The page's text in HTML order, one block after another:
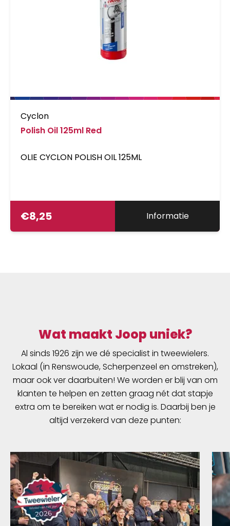
de Bio Grease zeer resistent tegen water. Dit
heeft als voordeel dat het corrosie helpt te
voorkomen, frictie weet te verminderen en de
Cyclon
Polish Oil 125ml Red
OLIE CYCLON POLISH OIL 125ML
€8,25 Informatie
Wat maakt Joop uniek?
Al sinds 1926 zijn we dé specialist in tweewielers.
Lokaal (in Renswoude, Scherpenzeel en omstreken),
maar ook ver daarbuiten! We worden er blij van om
klanten te helpen en zetten graag nét dat stapje
extra om te bereiken wat er nodig is. Daarbij ben je
altijd verzekerd van deze punten: